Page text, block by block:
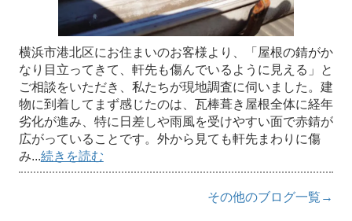
横浜市港北区にお住まいのお客様より、「屋根の錆がか
なり目立ってきて、軒先も傷んでいるように見える」と
ご相談をいただき、私たちが現地調査に伺いました。建
物に到着してまず感じたのは、瓦棒葺き屋根全体に経年
劣化が進み、特に日差しや雨風を受けやすい面で赤錆が
広がっていることです。外から見ても軒先まわりに傷
み...続きを読む
その他のブログ一覧→